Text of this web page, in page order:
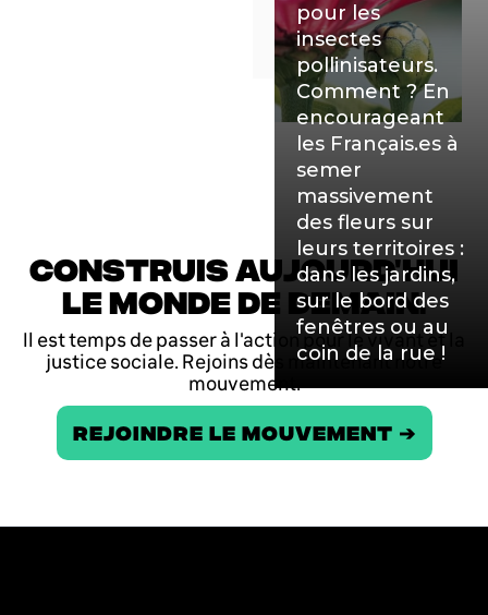
pour les
insectes
pollinisateurs.
Comment ? En
encourageant
les Français.es à
semer
massivement
des fleurs sur
leurs territoires :
dans les jardins,
sur le bord des
fenêtres ou au
coin de la rue !
CONSTRUIS AUJOURD'HUI
LE MONDE DE DEMAIN.
Il est temps de passer à l'action pour le vivant et la
justice sociale. Rejoins dès maintenant notre
mouvement.
REJOINDRE LE MOUVEMENT ➔